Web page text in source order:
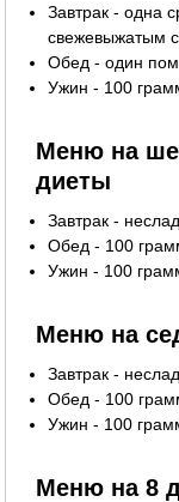
Завтрак - одна
свежевыжатым
Обед - один
Ужин - 100
Меню на
диеты
Завтрак -
Обед - 100
Ужин - 100
Меню на
Завтрак -
Обед - 100
Ужин - 100
Меню на 8